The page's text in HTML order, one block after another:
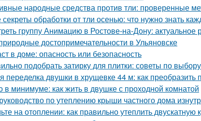
народные средства против тли: проверенные
обработки от тли осенью: что нужно знать
группу Анимацию в Ростове-на-Дону: актуальное
достопримечательности в Ульяновске
в доме: опасность или безопасность
подобрать затирку для плитки: советы по
переделка двушки в хрущевке 44 м: как преобразить
в минимуме: как жить в двушке с проходной комнатой
по утеплению крыши частного дома
на отоплении: как правильно утеплить